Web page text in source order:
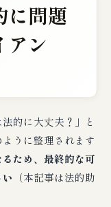
に問題
アン
的に大丈夫？」と
うに整理されます
ため、最終的な可
（本記事は法的助